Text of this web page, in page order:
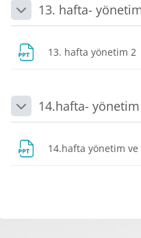
Daralt13. hafta-
13. hafta yönetim 2
Daralt14.hafta-
14.hafta yönetim